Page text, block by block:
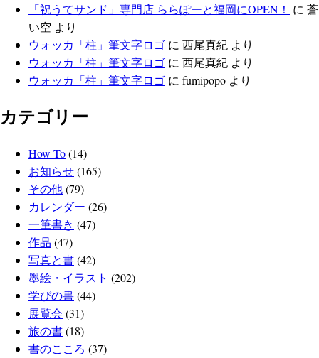
「祝うてサンド」専門店 ららぽーと福岡にOPEN！ に 蒼
い空 より
ウォッカ「柱」筆文字ロゴ に 西尾真紀 より
ウォッカ「柱」筆文字ロゴ に 西尾真紀 より
ウォッカ「柱」筆文字ロゴ に fumipopo より
カテゴリー
How To(14)
お知らせ(165)
その他(79)
カレンダー (26)
一筆書き (47)
作品 (47)
写真と書(42)
墨絵・イラスト (202)
学びの書(44)
展覧会 (31)
旅の書(18)
書のこころ (37)